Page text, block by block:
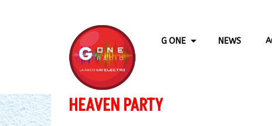
G ONE NEWS
HEAVEN PARTY